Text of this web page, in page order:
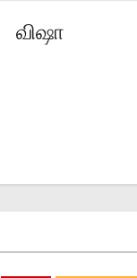
விஷா